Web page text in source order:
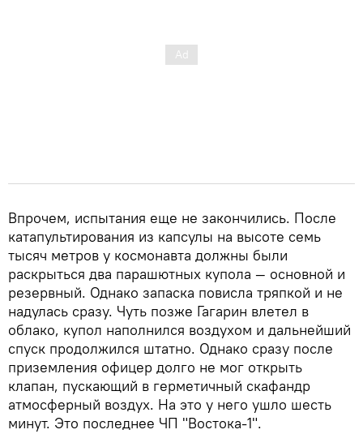
Впрочем, испытания еще не закончились. После
катапультирования из капсулы на высоте семь
тысяч метров у космонавта должны были
раскрыться два парашютных купола — основной и
резервный. Однако запаска повисла тряпкой и не
надулась сразу. Чуть позже Гагарин влетел в
облако, купол наполнился воздухом и дальнейший
спуск продолжился штатно. Однако сразу после
приземления офицер долго не мог открыть
клапан, пускающий в герметичный скафандр
атмосферный воздух. На это у него ушло шесть
минут. Это последнее ЧП "Востока-1".